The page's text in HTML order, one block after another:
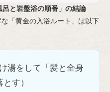
と岩盤浴の順番」の結論
「黄金の入浴ルート」は以下
湯をして「髪と全身
す）